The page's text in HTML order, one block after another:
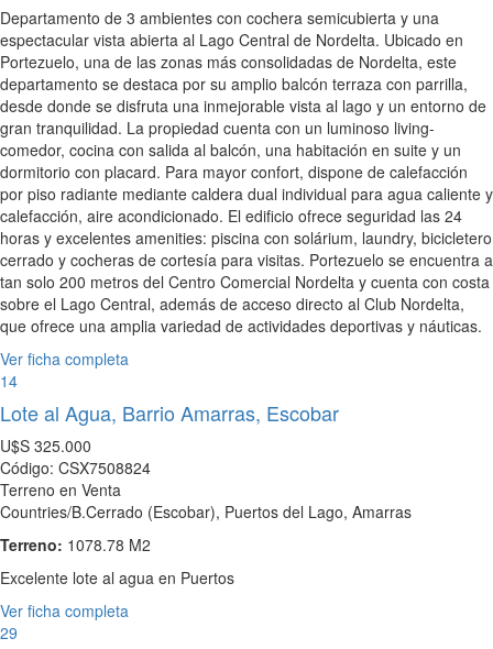
Departamento de 3 ambientes con cochera semicubierta y una
espectacular vista abierta al Lago Central de Nordelta. Ubicado en
Portezuelo, una de las zonas más consolidadas de Nordelta, este
departamento se destaca por su amplio balcón terraza con parrilla,
desde donde se disfruta una inmejorable vista al lago y un entorno de
gran tranquilidad. La propiedad cuenta con un luminoso living-
comedor, cocina con salida al balcón, una habitación en suite y un
dormitorio con placard. Para mayor confort, dispone de calefacción
por piso radiante mediante caldera dual individual para agua caliente y
calefacción, aire acondicionado. El edificio ofrece seguridad las 24
horas y excelentes amenities: piscina con solárium, laundry, bicicletero
cerrado y cocheras de cortesía para visitas. Portezuelo se encuentra a
tan solo 200 metros del Centro Comercial Nordelta y cuenta con costa
sobre el Lago Central, además de acceso directo al Club Nordelta,
que ofrece una amplia variedad de actividades deportivas y náuticas.
Ver ficha completa
14
Lote al Agua, Barrio Amarras, Escobar
U$S 325.000
Código: CSX7508824
Terreno en Venta
Countries/B.Cerrado (Escobar), Puertos del Lago, Amarras
Terreno: 1078.78 M2
Excelente lote al agua en Puertos
Ver ficha completa
29